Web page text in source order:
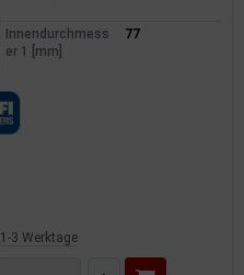
Innendurchmess
er 1 [mm]
77
1-3 Werktage